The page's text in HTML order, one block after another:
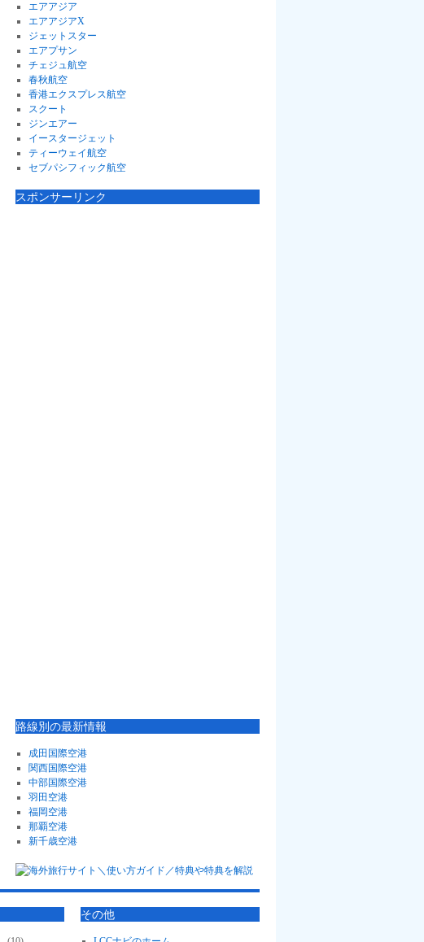
エアアジア
エアアジアX
ジェットスター
エアプサン
チェジュ航空
春秋航空
香港エクスプレス航空
スクート
ジンエアー
イースタージェット
ティーウェイ航空
セブパシフィック航空
スポンサーリンク
路線別の最新情報
成田国際空港
関西国際空港
中部国際空港
羽田空港
福岡空港
那覇空港
新千歳空港
その他